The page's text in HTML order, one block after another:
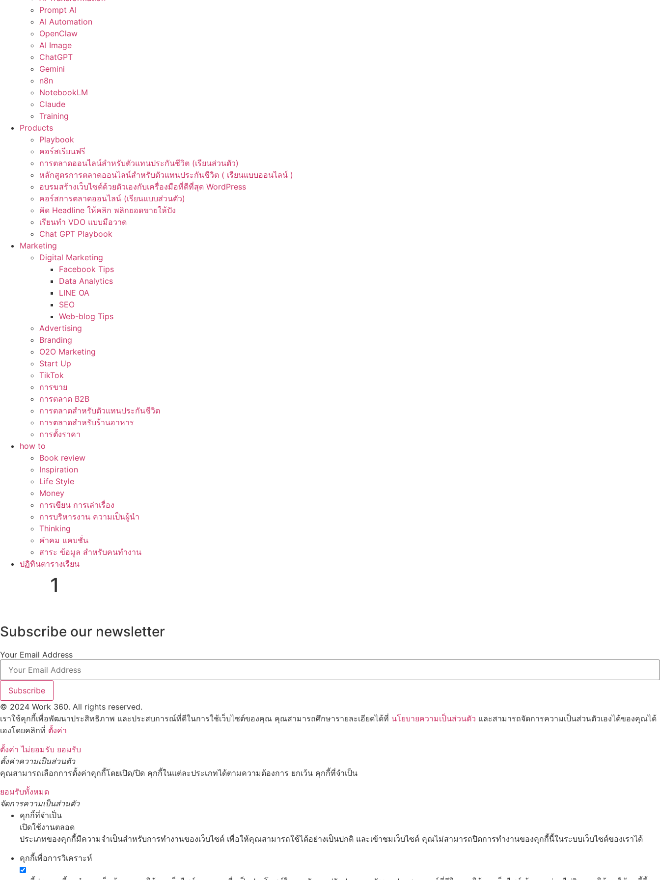
Prompt AI
AI Automation
OpenClaw
AI Image
ChatGPT
Gemini
n8n
NotebookLM
Claude
Training
Products
Playbook
คอร์สเรียนฟรี
การตลาดออนไลน์สำหรับตัวแทนประกันชีวิต (เรียนส่วนตัว)
หลักสูตรการตลาดออนไลน์สำหรับตัวแทนประกันชีวิต ( เรียนแบบออนไลน์ )
อบรมสร้างเว็บไซต์ด้วยตัวเองกับเครื่องมือที่ดีที่สุด WordPress
คอร์สการตลาดออนไลน์ (เรียนแบบส่วนตัว)
คิด Headline ให้คลิก พลิกยอดขายให้ปัง
เรียนทำ VDO แบบมือวาด
Chat GPT Playbook
Marketing
Digital Marketing
Facebook Tips
Data Analytics
LINE OA
SEO
Web-blog Tips
Advertising
Branding
O2O Marketing
Start Up
TikTok
การขาย
การตลาด B2B
การตลาดสำหรับตัวแทนประกันชีวิต
การตลาดสำหรับร้านอาหาร
การตั้งราคา
how to
Book review
Inspiration
Life Style
Money
การเขียน การเล่าเรื่อง
การบริหารงาน ความเป็นผู้นำ
Thinking
คำคม แคบชั่น
สาระ ข้อมูล สำหรับคนทำงาน
ปฏิทินตารางเรียน
1
Subscribe our newsletter
Your Email Address
Subscribe
© 2024 Work 360. All rights reserved.
เราใช้คุกกี้เพื่อพัฒนาประสิทธิภาพ และประสบการณ์ที่ดีในการใช้เว็บไซต์ของคุณ คุณสามารถศึกษารายละเอียดได้ที่ นโยบายความเป็นส่วนตัว และสามารถจัดการความเป็นส่วนตัวเองได้ของคุณได้
เองโดยคลิกที่ ตั้งค่า
ตั้งค่า ไม่ยอมรับ ยอมรับ
ตั้งค่าความเป็นส่วนตัว
คุณสามารถเลือกการตั้งค่าคุกกี้โดยเปิด/ปิด คุกกี้ในแต่ละประเภทได้ตามความต้องการ ยกเว้น คุกกี้ที่จำเป็น
ยอมรับทั้งหมด
จัดการความเป็นส่วนตัว
คุกกี้ที่จำเป็น
เปิดใช้งานตลอด
ประเภทของคุกกี้มีความจำเป็นสำหรับการทำงานของเว็บไซต์ เพื่อให้คุณสามารถใช้ได้อย่างเป็นปกติ และเข้าชมเว็บไซต์ คุณไม่สามารถปิดการทำงานของคุกกี้นี้ในระบบเว็บไซต์ของเราได้
คุกกี้เพื่อการวิเคราะห์